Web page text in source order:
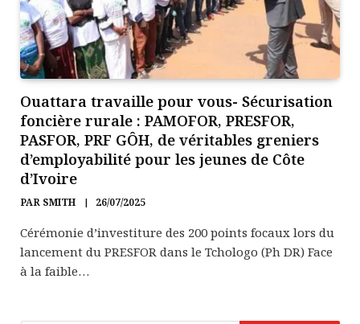
Ouattara travaille pour vous- Sécurisation
foncière rurale : PAMOFOR, PRESFOR,
PASFOR, PRF GÔH, de véritables greniers
d’employabilité pour les jeunes de Côte
d’Ivoire
PAR SMITH 26/07/2025
Cérémonie d’investiture des 200 points focaux lors du
lancement du PRESFOR dans le Tchologo (Ph DR) Face
à la faible…